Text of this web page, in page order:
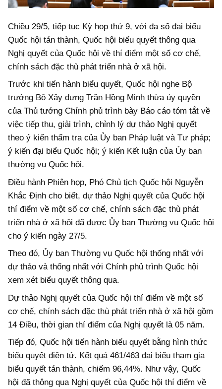
Chiều 29/5, tiếp tục Kỳ họp thứ 9, với đa số đại biểu
Quốc hội tán thành, Quốc hội biểu quyết thông qua
Nghị quyết của Quốc hội về thí điểm một số cơ chế,
chính sách đặc thù phát triển nhà ở xã hội.
Trước khi tiến hành biểu quyết, Quốc hội nghe Bộ
trưởng Bộ Xây dựng Trần Hồng Minh thừa ủy quyền
của Thủ tướng Chính phủ trình bày Báo cáo tóm tắt về
việc tiếp thu, giải trình, chỉnh lý dự thảo Nghị quyết
theo ý kiến thẩm tra của Ủy ban Pháp luật và Tư pháp;
ý kiến đại biểu Quốc hội; ý kiến Kết luận của Ủy ban
thường vụ Quốc hội.
Điều hành Phiên họp, Phó Chủ tịch Quốc hội Nguyễn
Khắc Định cho biết, dự thảo Nghị quyết của Quốc hội
thí điểm về một số cơ chế, chính sách đặc thù phát
triển nhà ở xã hội đã được Ủy ban Thường vụ Quốc hội
cho ý kiến ngày 27/5.
Theo đó, Ủy ban Thường vụ Quốc hội thống nhất với
dự thảo và thống nhất với Chính phủ trình Quốc hội
xem xét biểu quyết thông qua.
Dự thảo Nghị quyết của Quốc hội thí điểm về một số
cơ chế, chính sách đặc thù phát triển nhà ở xã hội gồm
14 Điều, thời gian thí điểm của Nghị quyết là 05 năm.
Tiếp đó, Quốc hội tiến hành biểu quyết bằng hình thức
biểu quyết điện tử. Kết quả 461/463 đại biểu tham gia
biểu quyết tán thành, chiếm 96,44%. Như vậy, Quốc
hội đã thông qua Nghị quyết của Quốc hội thí điểm về